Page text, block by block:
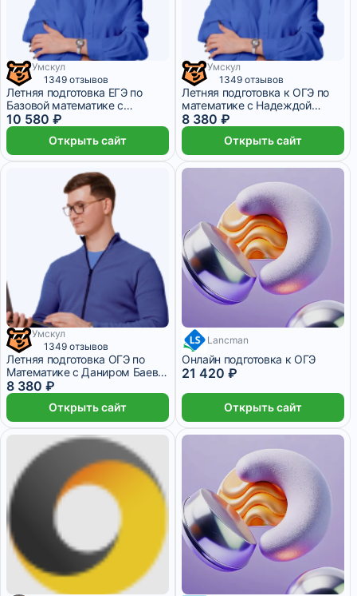
2 645 ₽/мес 1 месяц
Умскул
1349 отзывов
Летняя подготовка ЕГЭ по
Базовой математике с
Надеждой Ковалевской – 11
класс
10 580 ₽
Открыть сайт
2 095 ₽/мес 1 месяц
Умскул
1349 отзывов
Летняя подготовка к ОГЭ по
математике с Надеждой
Ковалевской
8 380 ₽
Открыть сайт
2 095 ₽/мес 1 месяц
Умскул
1349 отзывов
Летняя подготовка ОГЭ по
Математике с Даниром Баев –
9 класс
8 380 ₽
Открыть сайт
5 355 ₽/мес
Lancman
Онлайн подготовка к ОГЭ
21 420 ₽
Открыть сайт